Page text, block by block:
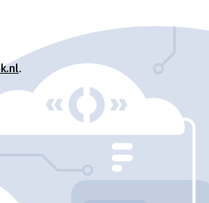
.